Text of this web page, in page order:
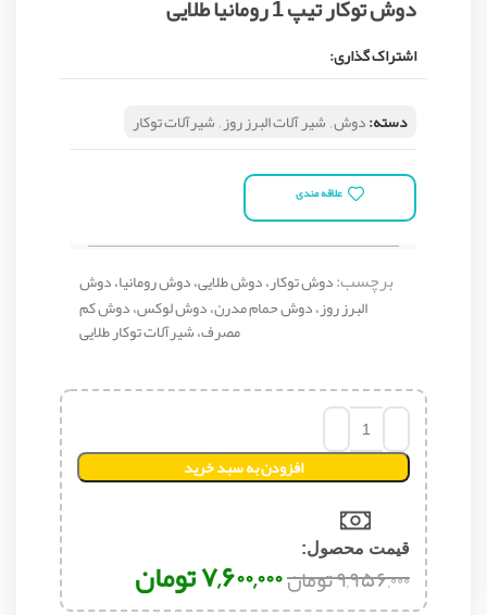
اشتراک گذاری:
دسته:دوش,شیر آلات البرز روز,شیرآلات توکار
علاقه مندی
برچسب:دوش توکار، دوش طلایی، دوش رومانیا، دوش
البرز روز، دوش حمام مدرن، دوش لوکس، دوش کم
مصرف، شیرآلات توکار طلایی
افزودن به سبد خرید
قیمت محصول:​
۹,۹۵۶,۰۰۰تومان۷,۶۰۰,۰۰۰تومان